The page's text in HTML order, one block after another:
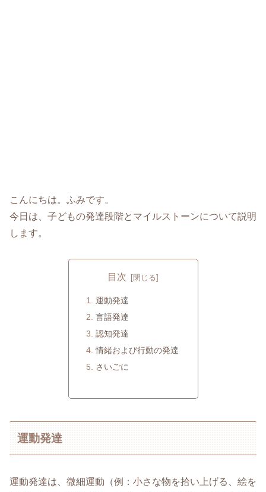
こんにちは。ふみです。
今日は、子どもの発達段階とマイルストーンについて説明
します。
目次
運動発達
言語発達
認知発達
情緒および行動の発達
さいごに
運動発達
運動発達は、微細運動（例：小さな物を拾い上げる、絵を